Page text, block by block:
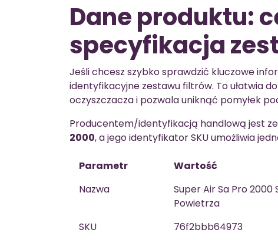
Dane produktu:
specyfikacja
Jeśli chcesz szybko sprawdzić kluczowe
identyfikacyjne zestawu filtrów. To ułatwia
oczyszczacza i pozwala uniknąć pomyłek
Producentem/identyfikacją handlową jest
2000, a jego identyfikator SKU umożliwia
Parametr
Wartość
Nazwa
Super Air Sa Pro
Powietrza
SKU
76f2bbb64973